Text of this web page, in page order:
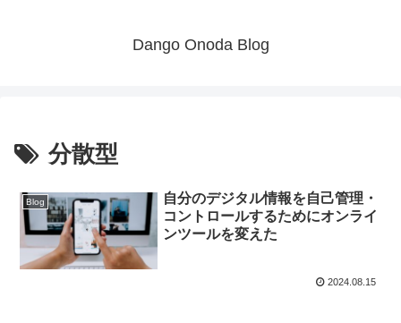
Dango Onoda Blog
分散型
Blog
自分のデジタル情報を自己管理・
コントロールするためにオンライ
ンツールを変えた
2024.08.15